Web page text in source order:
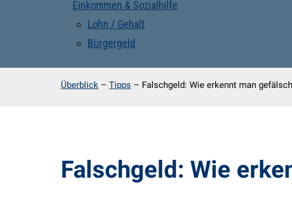
Einkommen & Sozialhilfe
Lohn / Gehalt
Bürgergeld
Überblick – Tipps – Falschgeld: Wie erkennt man
Falschgeld: Wie